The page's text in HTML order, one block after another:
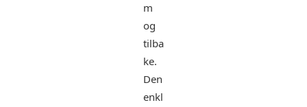
m
og
tilba
ke.
Den
enkl